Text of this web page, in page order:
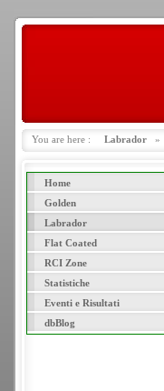
You are here : Labrador »
Home
Golden
Labrador
Flat Coated
RCI Zone
Statistiche
Eventi e Risultati
dbBlog